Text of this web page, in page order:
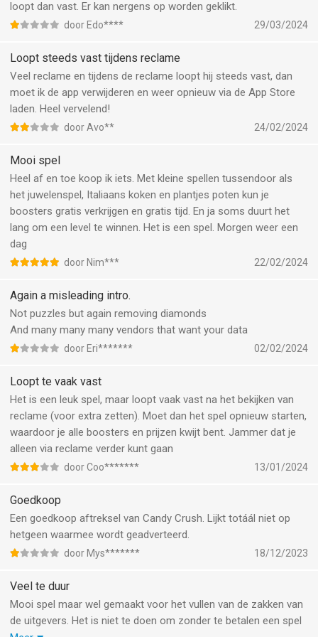
loopt dan vast. Er kan nergens op worden geklikt.
door Edo**** 29/03/2024
Loopt steeds vast tijdens reclame
Veel reclame en tijdens de reclame loopt hij steeds vast, dan
moet ik de app verwijderen en weer opnieuw via de App Store
laden. Heel vervelend!
door Avo** 24/02/2024
Mooi spel
Heel af en toe koop ik iets. Met kleine spellen tussendoor als
het juwelenspel, Italiaans koken en plantjes poten kun je
boosters gratis verkrijgen en gratis tijd. En ja soms duurt het
lang om een level te winnen. Het is een spel. Morgen weer een
dag
door Nim*** 22/02/2024
Again a misleading intro.
Not puzzles but again removing diamonds
And many many many vendors that want your data
door Eri******* 02/02/2024
Loopt te vaak vast
Het is een leuk spel, maar loopt vaak vast na het bekijken van
reclame (voor extra zetten). Moet dan het spel opnieuw starten,
waardoor je alle boosters en prijzen kwijt bent. Jammer dat je
alleen via reclame verder kunt gaan
door Coo******* 13/01/2024
Goedkoop
Een goedkoop aftreksel van Candy Crush. Lijkt totáál niet op
hetgeen waarmee wordt geadverteerd.
door Mys******* 18/12/2023
Veel te duur
Mooi spel maar wel gemaakt voor het vullen van de zakken van
de uitgevers. Het is niet te doen om zonder te betalen een spel